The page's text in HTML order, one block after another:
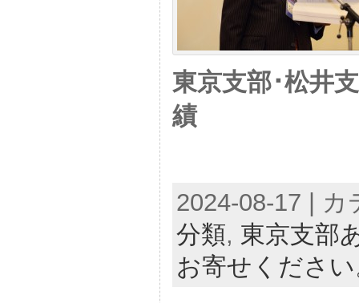
東京支部･松井
績
2024-08-17 |
分類, 東京支部
お寄せくださ